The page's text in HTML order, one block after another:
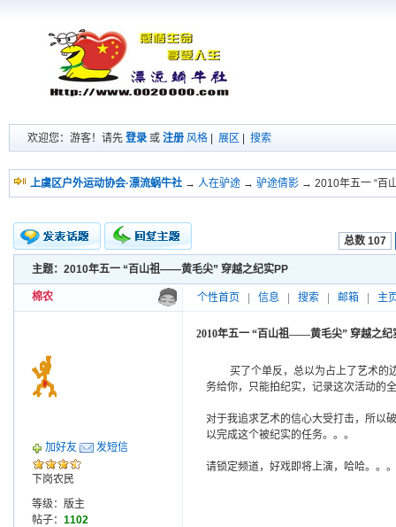
欢迎您：游客！请先 登录 或 注册 风格 展区 搜索
上虞区户外运动协会·漂流蜗牛社 → 人在驴途 → 驴途倩影 → 2010年五一 “百
新的主题
投票帖
总数 107
主题：2010年五一 “百山祖——黄毛尖” 穿越之纪实PP
棉农 个性首页 信息 搜索 邮箱 主
加好友 发短信
下岗农民
等级：版主
帖子： 1102
2010年五一 “百山祖——黄毛尖” 穿越之纪
买了个单反，总以为占上了艺术的
务给你，只能拍纪实，记录这次活动的
对于我追求艺术的信心大受打击，所以
以完成这个被纪实的任务。。。
请锁定频道，好戏即将上演，哈哈。。